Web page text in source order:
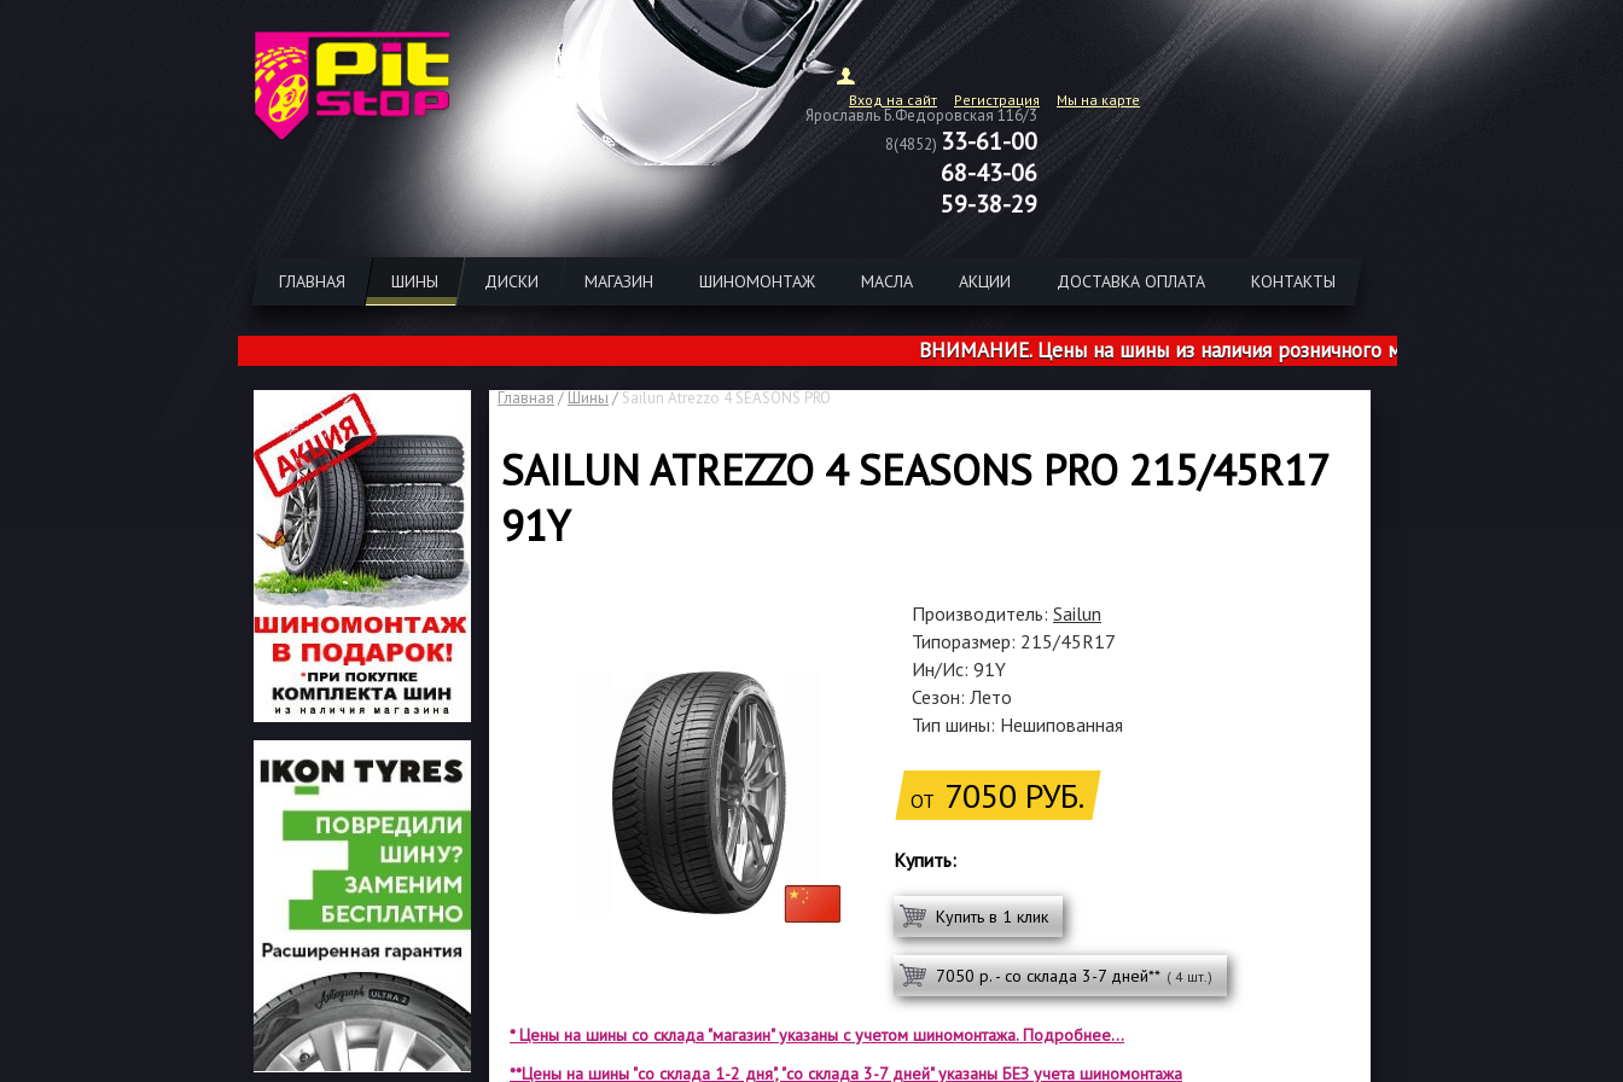
Вход на сайт Регистрация Мы на карте
Ярославль Б.Федоровская 116/3
8(4852) 33-61-00
68-43-06
59-38-29
ГЛАВНАЯ ШИНЫ ДИСКИ МАГАЗИН ШИНОМОНТАЖ МАСЛА АКЦИИ ДОСТАВКА ОПЛАТА КОНТАКТЫ
ВНИМАНИЕ. Цены на шины из наличия розничного магазина указаны с учетом
Главная / Шины / Sailun Atrezzo 4 SEASONS PRO
SAILUN ATREZZO 4 SEASONS PRO 215/45R17
91Y
Производитель: Sailun
Типоразмер: 215/45R17
Ин/Ис: 91Y
Сезон: Лето
Тип шины: Нешипованная
ОТ 7050 РУБ.
Купить:
Купить в 1 клик
7050 р. - со склада 3-7 дней** ( 4 шт.)
* Цены на шины со склада "магазин" указаны с учетом шиномонтажа. Подробнее...
**Цены на шины "со склада 1-2 дня", "со склада 3-7 дней" указаны БЕЗ учета шиномонтажа